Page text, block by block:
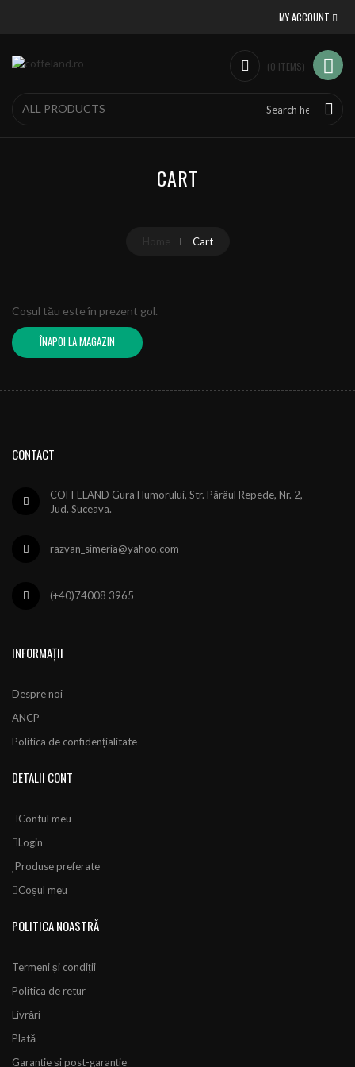
MY ACCOUNT
(0 ITEMS)
CART
Cart
Coșul tău este în prezent gol.
ÎNAPOI LA MAGAZIN
CONTACT
COFFELAND Gura Humorului, Str. Pârâul Repede, Nr. 2,
Jud. Suceava.
razvan_simeria@yahoo.com
(+40)74008 3965
INFORMAȚII
Despre noi
ANCP
Politica de confidențialitate
DETALII CONT
Contul meu
Login
Produse preferate
Coșul meu
POLITICA NOASTRĂ
Termeni și condiții
Politica de retur
Livrări
Plată
Garanție și post-garanție